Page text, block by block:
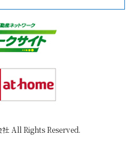
All Rights Reserved.